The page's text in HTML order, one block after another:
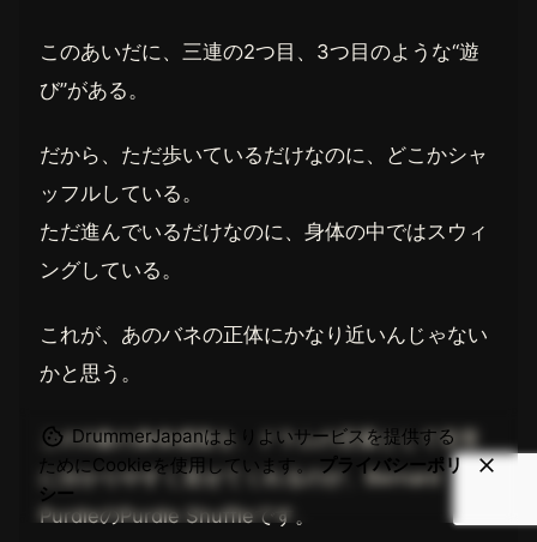
このあいだに、三連の2つ目、3つ目のような“遊
び”がある。
だから、ただ歩いているだけなのに、どこかシャ
ッフルしている。
ただ進んでいるだけなのに、身体の中ではスウィ
ングしている。
これが、あのバネの正体にかなり近いんじゃない
かと思う。
この3連の身体感覚を、ドラムの言葉として非常
に分かりやすく見せてくれるのが、Bernard
PurdieのPurdie Shuffleです。
DrummerJapanはよりよいサービスを提供する
ためにCookieを使用しています。プライバシーポリ
シー